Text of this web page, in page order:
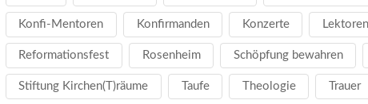
Konfi-Mentoren Konfirmanden Konzerte Lektoren
Reformationsfest Rosenheim Schöpfung bewahren
Stiftung Kirchen(T)räume Taufe Theologie Trauer